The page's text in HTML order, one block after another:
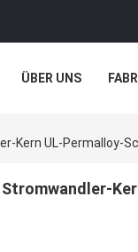
ÜBER UNS
Kern UL-Permalloy-
Stromwandler-